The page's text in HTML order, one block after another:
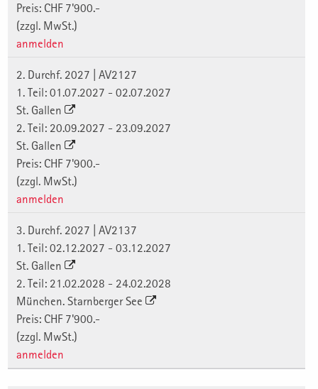
Preis: CHF 7'900.-
(zzgl. MwSt.)
anmelden
2. Durchf. 2027 | AV2127
1. Teil: 01.07.2027 - 02.07.2027
St. Gallen
2. Teil: 20.09.2027 - 23.09.2027
St. Gallen
Preis: CHF 7'900.-
(zzgl. MwSt.)
anmelden
3. Durchf. 2027 | AV2137
1. Teil: 02.12.2027 - 03.12.2027
St. Gallen
2. Teil: 21.02.2028 - 24.02.2028
München. Starnberger See
Preis: CHF 7'900.-
(zzgl. MwSt.)
anmelden